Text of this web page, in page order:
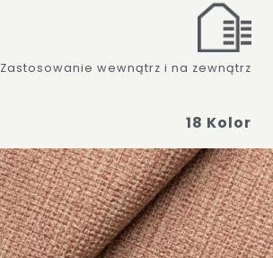
Zastosowanie wewnątrz i na zewnątrz
18 Kolor